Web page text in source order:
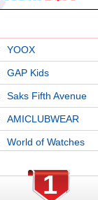
YOOX
GAP Kids
Saks Fifth Avenue
AMICLUBWEAR
World of Watches
1